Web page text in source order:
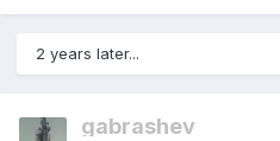
2 years later...
gabrashev